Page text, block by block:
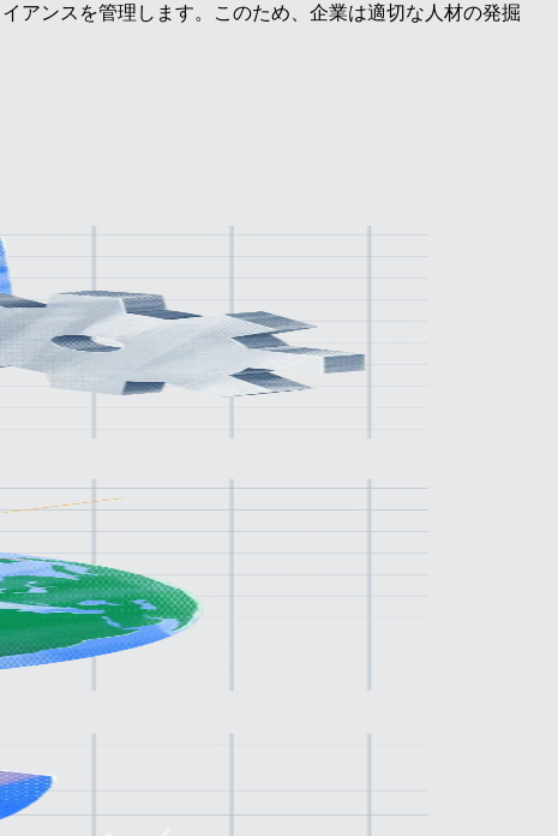
アンスを管理します。このため、企業は適切な人材の発掘